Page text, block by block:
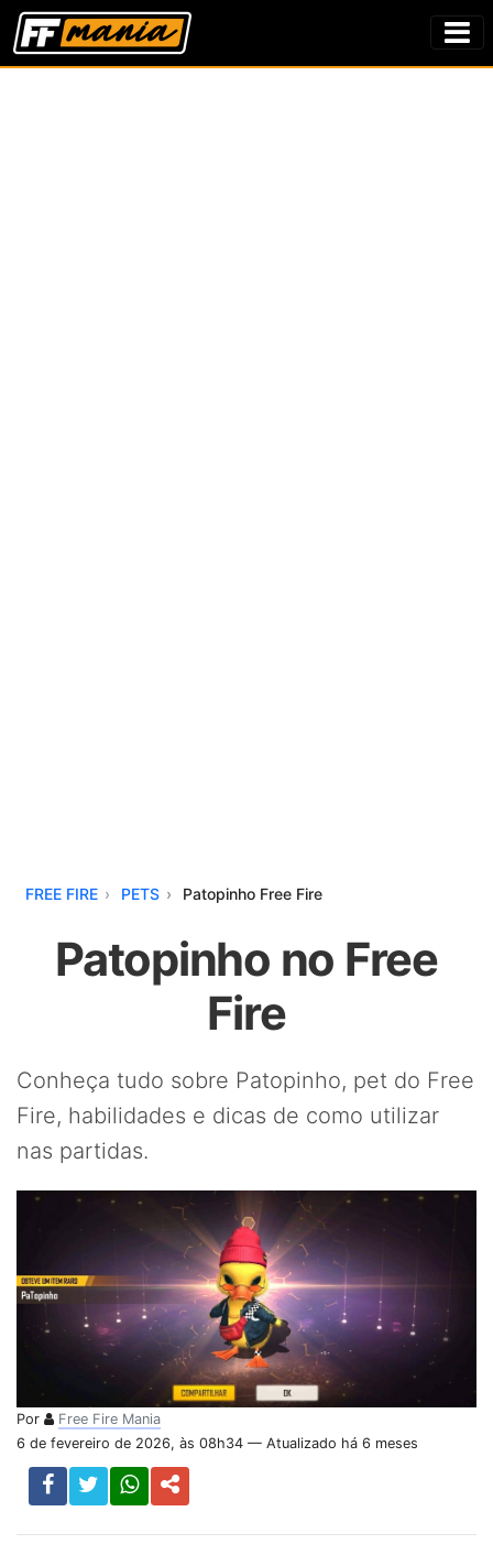
FREE FIRE PETS Patopinho Free Fire
Patopinho no Free
Fire
Conheça tudo sobre Patopinho, pet do Free
Fire, habilidades e dicas de como utilizar
nas partidas.
Por
Free Fire Mania
6 de fevereiro de 2026, às 08h34 — Atualizado há 6 meses